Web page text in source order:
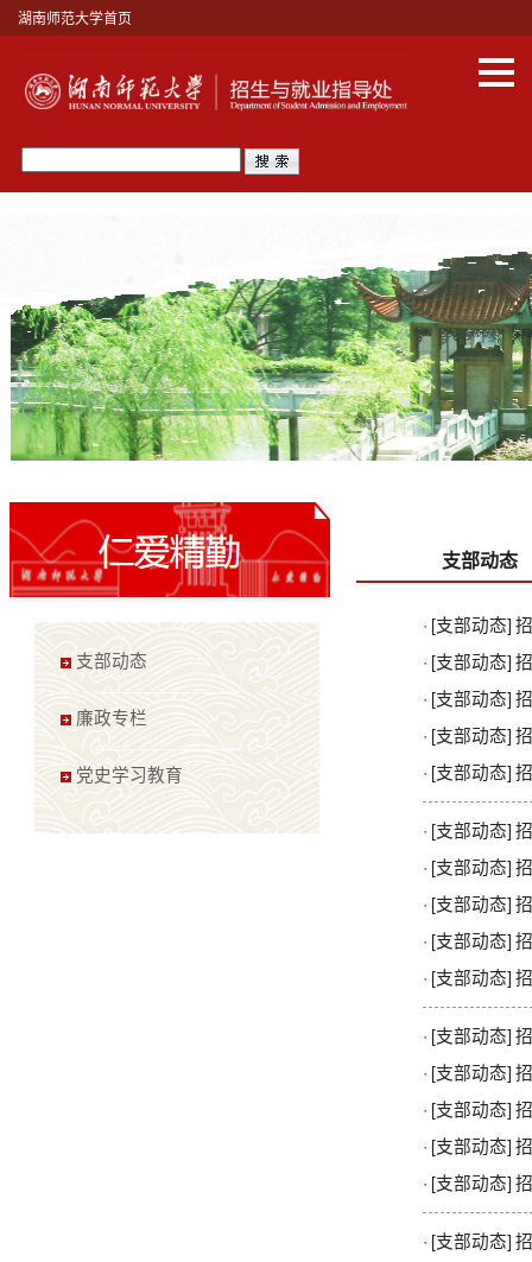
湖南师范大学首页
支部动态
廉政专栏
党史学习教育
支部动态
· [支部动态]
· [支部动态]
· [支部动态]
· [支部动态]
· [支部动态]
· [支部动态]
· [支部动态]
· [支部动态]
· [支部动态]
· [支部动态]
· [支部动态]
· [支部动态]
· [支部动态]
· [支部动态]
· [支部动态]
· [支部动态]